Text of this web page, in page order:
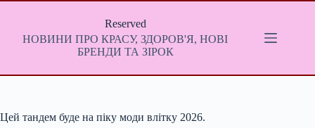
Перейти
Reserved
НОВИНИ ПРО КРАСУ, ЗДОРОВ'Я, НОВІ
БРЕНДИ ТА ЗІРОК
Цей тандем буде на піку моди влітку 2026.